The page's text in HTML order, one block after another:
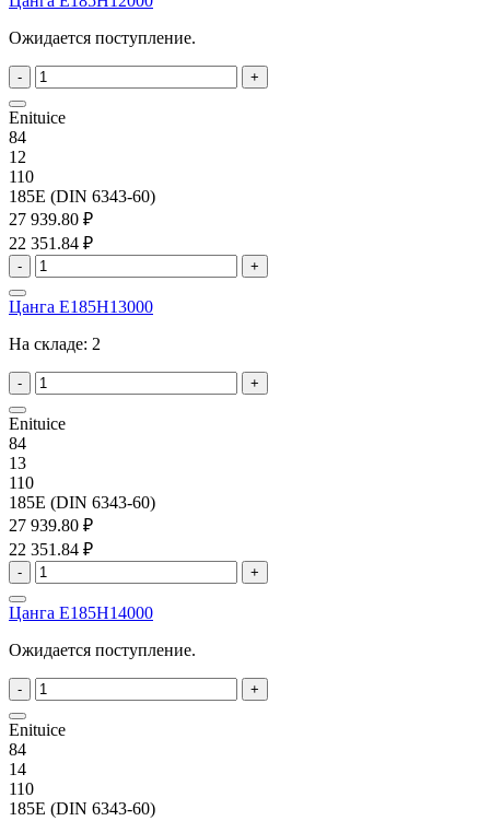
Ожидается поступление.
- +
Enituice
84
12
110
185E (DIN 6343-60)
27 939.80 ₽
22 351.84 ₽
- +
Цанга E185H13000
На складе: 2
- +
Enituice
84
13
110
185E (DIN 6343-60)
27 939.80 ₽
22 351.84 ₽
- +
Цанга E185H14000
Ожидается поступление.
- +
Enituice
84
14
110
185E (DIN 6343-60)